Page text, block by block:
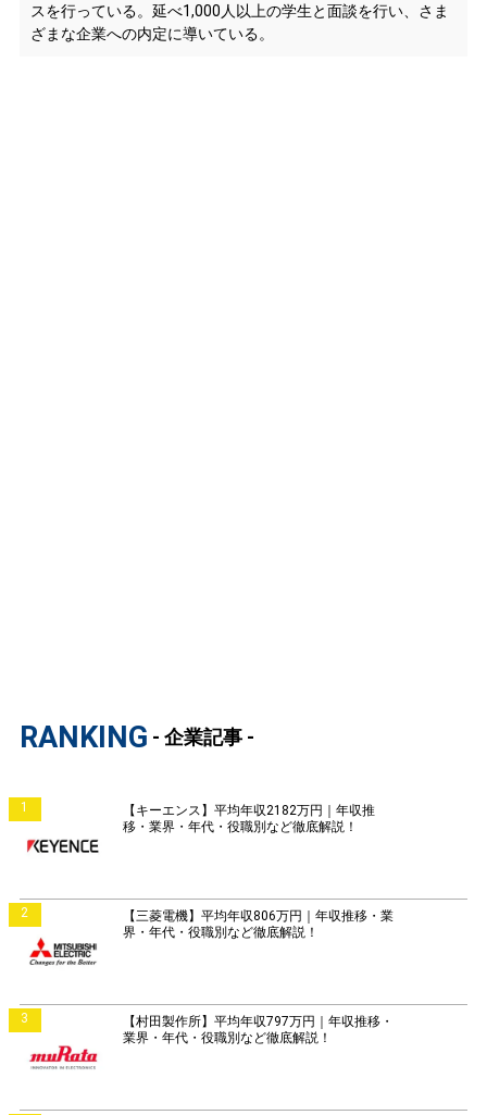
スを行っている。延べ1,000人以上の学生と面談を行い、さま
ざまな企業への内定に導いている。
RANKING - 企業記事 -
1
【キーエンス】平均年収2182万円｜年収推
移・業界・年代・役職別など徹底解説！
2
【三菱電機】平均年収806万円｜年収推移・業
界・年代・役職別など徹底解説！
3
【村田製作所】平均年収797万円｜年収推移・
業界・年代・役職別など徹底解説！